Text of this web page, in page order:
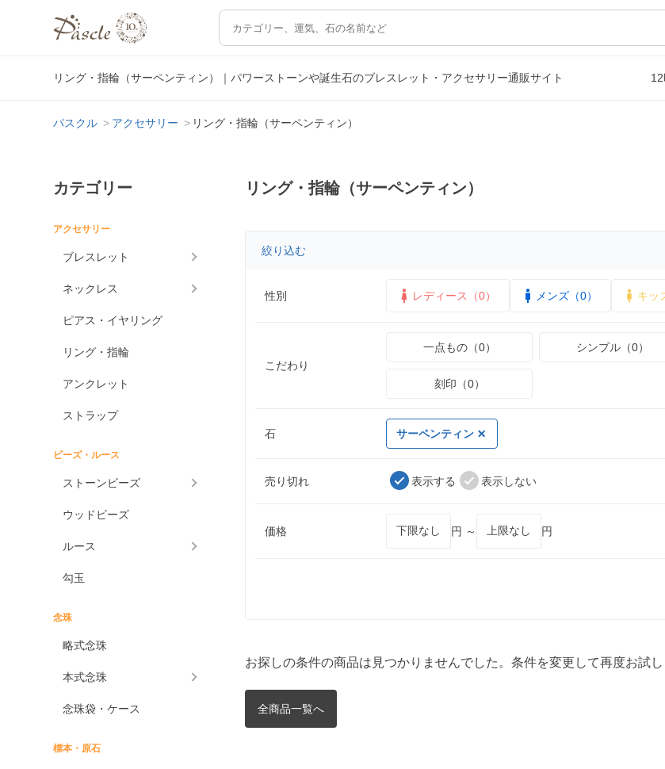
リング・指輪（サーペンティン）｜パワーストーンや誕生石のブレスレット・アクセサリー通販サイト
パスクル アクセサリー リング・指輪（サーペンティン）
カテゴリー
アクセサリー
ブレスレット
ネックレス
ピアス・イヤリング
リング・指輪
アンクレット
ストラップ
ビーズ・ルース
ストーンビーズ
ウッドビーズ
ルース
勾玉
念珠
略式念珠
本式念珠
念珠袋・ケース
標本・原石
リング・指輪（サーペンティン）
絞り込む
性別 レディース（0） メンズ（0） キッ
こだわり
一点もの（0） シンプル（0）
刻印（0）
石 サーペンティン
売り切れ 表示する 表示しない
価格 円 ～ 円
お探しの条件の商品は見つかりませんでした。条件を変更して再度お試し
全商品一覧へ